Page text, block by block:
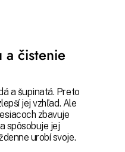
a čistenie
a šupinatá. Preto
jej vzhľad. Ale
zbavuje
spôsobuje jej
urobí svoje.